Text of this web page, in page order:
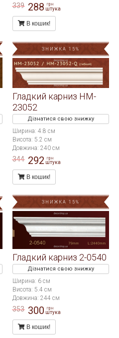
339 288 грн
штука
В кошик!
ЗНИЖКА 15%
Гладкий карниз HM-
23052
Дізнатися свою знижку
Ширина: 4.8 см
Висота: 5.2 см
Довжина: 240 см
344 292 грн
штука
В кошик!
ЗНИЖКА 15%
Гладкий карниз 2-0540
Дізнатися свою знижку
Ширина: 6 см
Висота: 5.4 см
Довжина: 244 см
353 300 грн
штука
В кошик!